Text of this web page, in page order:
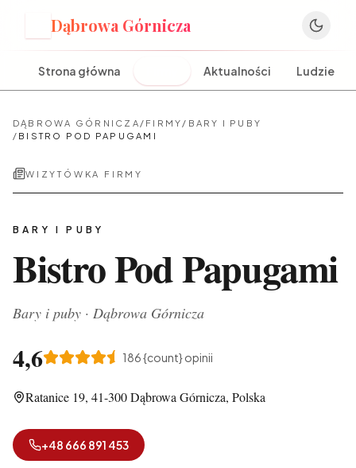
Dąbrowa Górnicza
Strona główna Aktualności Ludzie
DĄBROWA GÓRNICZA / FIRMY / BARY I PUBY
/ BISTRO POD PAPUGAMI
WIZYTÓWKA FIRMY
BARY I PUBY
Bistro Pod Papugami
Bary i puby · Dąbrowa Górnicza
4,6 186{count} opinii
Ratanice 19, 41-300 Dąbrowa Górnicza, Polska
+48 666 891 453